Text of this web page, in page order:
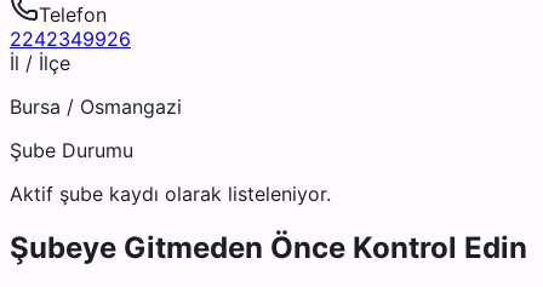
Telefon
2242349926
İl / İlçe
Bursa / Osmangazi
Şube Durumu
Aktif şube kaydı olarak listeleniyor.
Şubeye Gitmeden Önce Kontrol Edin